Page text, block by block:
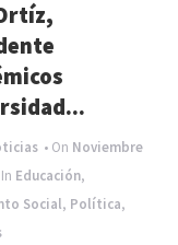
• On Noviembre
Educación,
Social, Política,